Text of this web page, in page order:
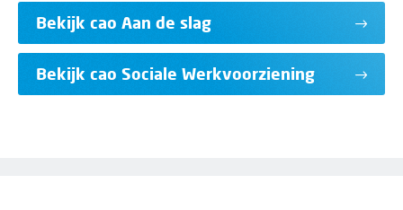
Bekijk cao Aan de slag
Bekijk cao Sociale Werkvoorziening